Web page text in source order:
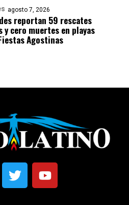
agosto 7, 2026
reportan 59 rescates
y cero muertes en playas
Agostinas